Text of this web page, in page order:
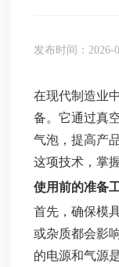
发布时间：2026-
在现代制造业
备。它通过真
气泡，提高产
这项技术，掌
使用前的准备
首先，确保模
或杂质都会影
的电源和气源